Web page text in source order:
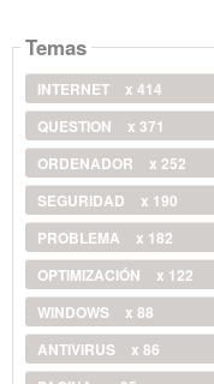
Temas
INTERNET
x 414
QUESTION
x 371
ORDENADOR
x 252
SEGURIDAD
x 190
PROBLEMA
x 182
OPTIMIZACIÓN
x 122
WINDOWS
x 88
ANTIVIRUS
x 86